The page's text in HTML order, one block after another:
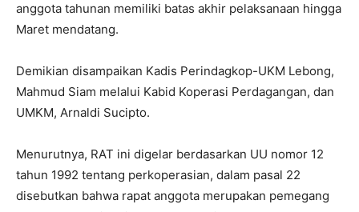
anggota tahunan memiliki batas akhir pelaksanaan hingga
Maret mendatang.
Demikian disampaikan Kadis Perindagkop-UKM Lebong,
Mahmud Siam melalui Kabid Koperasi Perdagangan, dan
UMKM, Arnaldi Sucipto.
Menurutnya, RAT ini digelar berdasarkan UU nomor 12
tahun 1992 tentang perkoperasian, dalam pasal 22
disebutkan bahwa rapat anggota merupakan pemegang